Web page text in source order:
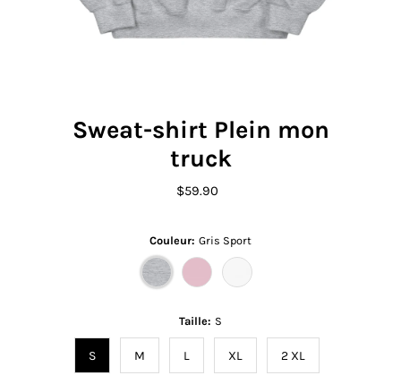
Sweat-shirt Plein mon
truck
Prix
$59.90
Couleur: Gris Sport
Taille: S
S M L XL 2 XL